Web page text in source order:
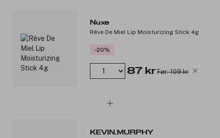
Nuxe
Rêve De Miel Lip Moisturizing Stick 4g
-20%
87 kr Før: 109 kr
KEVIN.MURPHY